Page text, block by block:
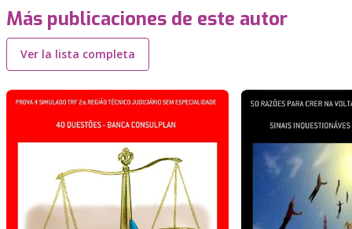
Más publicaciones de este autor
Ver la lista completa